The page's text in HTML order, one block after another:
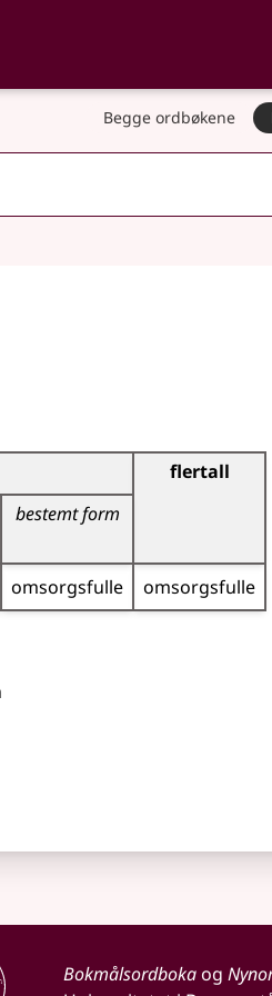
og
Begge ordbøkene
flertall
bestemt form
omsorgsfulle omsorgsfulle
Bokmålsordbokaog